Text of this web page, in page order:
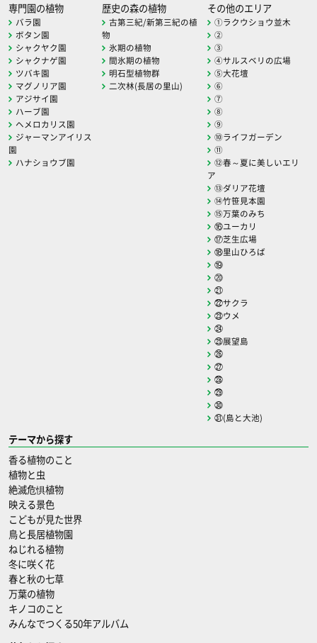
専門園の植物
バラ園
ボタン園
シャクヤク園
シャクナゲ園
ツバキ園
マグノリア園
アジサイ園
ハーブ園
ヘメロカリス園
ジャーマンアイリス
園
ハナショウブ園
歴史の森の植物
古第三紀/新第三紀の植
物
氷期の植物
間氷期の植物
明石型植物群
二次林(長居の里山)
その他のエリア
①ラクウショウ並木
②
③
④サルスベリの広場
⑤大花壇
⑥
⑦
⑧
⑨
⑩ライフガーデン
⑪
⑫春～夏に美しいエリ
ア
⑬ダリア花壇
⑭竹笹見本園
⑮万葉のみち
⑯ユーカリ
⑰芝生広場
⑱里山ひろば
⑲
⑳
㉑
㉒サクラ
㉓ウメ
㉔
㉕展望島
㉖
㉗
㉘
㉙
㉚
㉛(島と大池)
テーマから探す
香る植物のこと
植物と虫
絶滅危惧植物
映える景色
こどもが見た世界
鳥と長居植物園
ねじれる植物
冬に咲く花
春と秋の七草
万葉の植物
キノコのこと
みんなでつくる50年アルバム